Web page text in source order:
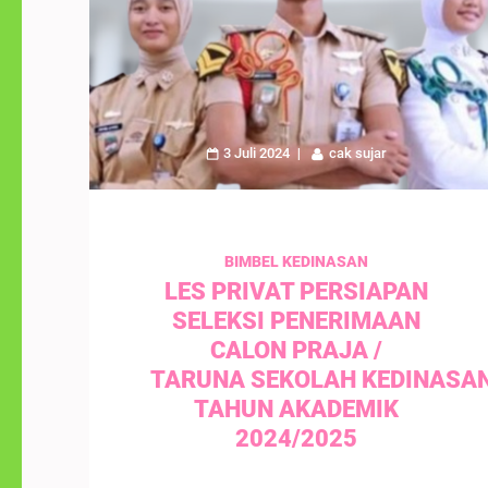
3 Juli 2024 cak sujar
BIMBEL KEDINASAN
LES PRIVAT PERSIAPAN
SELEKSI PENERIMAAN
CALON PRAJA /
TARUNA SEKOLAH
TAHUN AKADEMIK
2024/2025